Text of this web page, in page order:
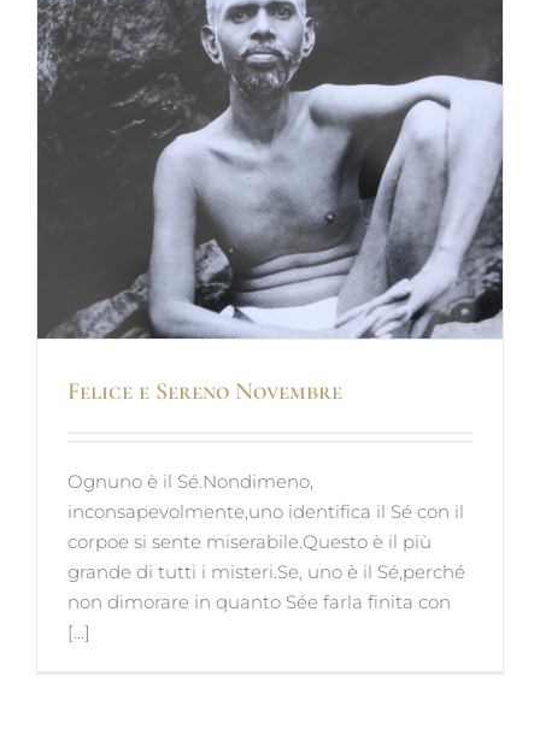
Felice e Sereno Novembre
Ognuno è il Sé.Nondimeno,
inconsapevolmente,uno identifica il Sé con il
corpoe si sente miserabile.Questo è il più
grande di tutti i misteri.Se, uno è il Sé,perché
non dimorare in quanto Sée farla finita con
[...]